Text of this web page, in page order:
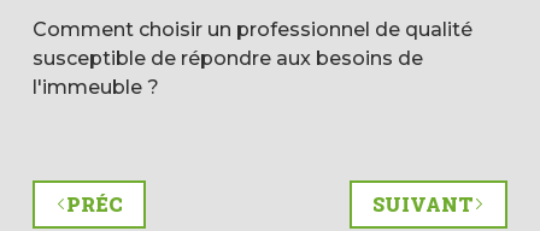
Comment choisir un professionnel de qualité
susceptible de répondre aux besoins de
l'immeuble ?
PRÉC SUIVANT